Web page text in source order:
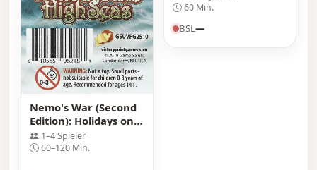
Nemo's War (Second
Edition): Holidays on
the High Seas
1–4 Spieler
60–120 Min.
60 Min.
BSL—